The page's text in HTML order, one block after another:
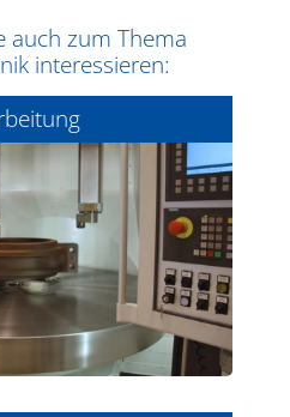
auch zum Thema
interessieren: